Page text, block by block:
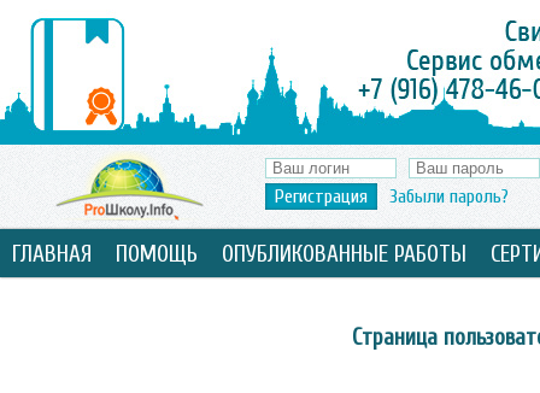
Регистрация Забыли пароль?
ГЛАВНАЯ ПОМОЩЬ ОПУБЛИКОВАННЫЕ РАБОТЫ
Страница